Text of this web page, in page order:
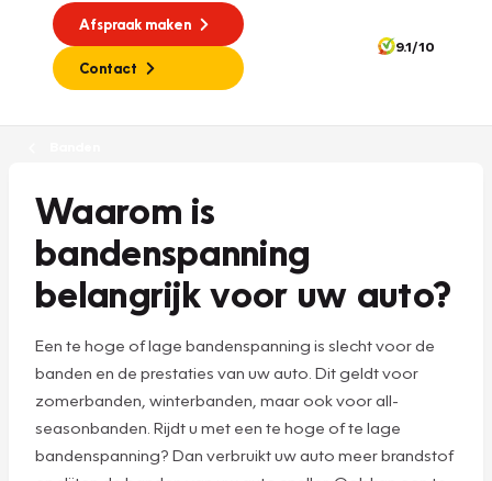
Afspraak maken
Contact
9.1/10
Waarom is
bandenspanning
belangrijk voor uw auto?
Een te hoge of lage bandenspanning is slecht voor de
banden en de prestaties van uw auto. Dit geldt voor
zomerbanden, winterbanden, maar ook voor all-
seasonbanden. Rijdt u met een te hoge of te lage
bandenspanning? Dan verbruikt uw auto meer brandstof